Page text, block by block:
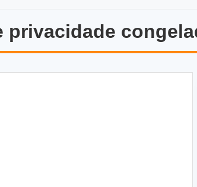
privacidade
privacidade